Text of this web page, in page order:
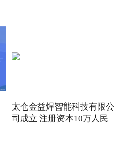
太仓金益焊智能科技有限公
司成立 注册资本10万人民